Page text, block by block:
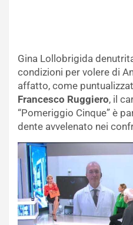
Gina Lollobrigida
condizioni per volere di
affatto, come
Francesco Ruggiero, il
“Pomeriggio Cinque” è
dente avvelenato nei